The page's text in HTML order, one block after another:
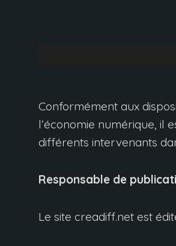
Conformément aux
l’économie numérique, il
différents intervenants
Responsable de
Le site creadiff.net est